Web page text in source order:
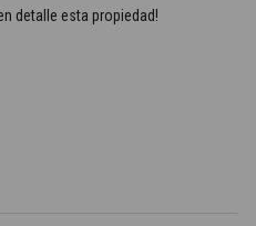
detalle esta propiedad!